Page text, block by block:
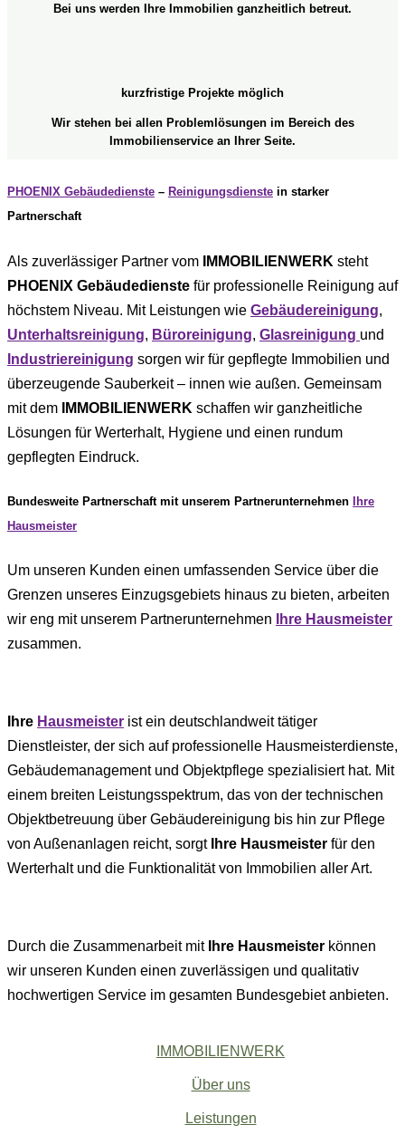
Bei uns werden Ihre Immobilien ganzheitlich betreut.
kurzfristige Projekte möglich
Wir stehen bei allen Problemlösungen im Bereich des
Immobilienservice an Ihrer Seite.
PHOENIX Gebäudedienste – Reinigungsdienste in starker
Partnerschaft
Als zuverlässiger Partner vom IMMOBILIENWERK steht
PHOENIX Gebäudedienste für professionelle Reinigung auf
höchstem Niveau. Mit Leistungen wie Gebäudereinigung,
Unterhaltsreinigung, Büroreinigung, Glasreinigung und
Industriereinigung sorgen wir für gepflegte Immobilien und
überzeugende Sauberkeit – innen wie außen. Gemeinsam
mit dem
IMMOBILIENWERK schaffen wir ganzheitliche
Lösungen für Werterhalt, Hygiene und einen rundum
gepflegten Eindruck.
Bundesweite Partnerschaft mit unserem Partnerunternehmen
Ihre
Hausmeister
Um unseren Kunden einen umfassenden Service über die
Grenzen unseres Einzugsgebiets hinaus zu bieten, arbeiten
wir eng mit unserem Partnerunternehmen
Ihre Hausmeister
zusammen.
Ihre Hausmeister ist ein deutschlandweit tätiger
Dienstleister, der sich auf professionelle Hausmeisterdienste,
Gebäudemanagement und Objektpflege spezialisiert hat. Mit
einem breiten Leistungsspektrum, das von der technischen
Objektbetreuung über Gebäudereinigung bis hin zur Pflege
von Außenanlagen reicht, sorgt Ihre Hausmeister für den
Werterhalt und die Funktionalität von Immobilien aller Art.
Durch die Zusammenarbeit mit Ihre Hausmeister können
wir unseren Kunden einen zuverlässigen und qualitativ
hochwertigen Service im gesamten Bundesgebiet anbieten.
IMMOBILIENWERK
Über uns
Leistungen